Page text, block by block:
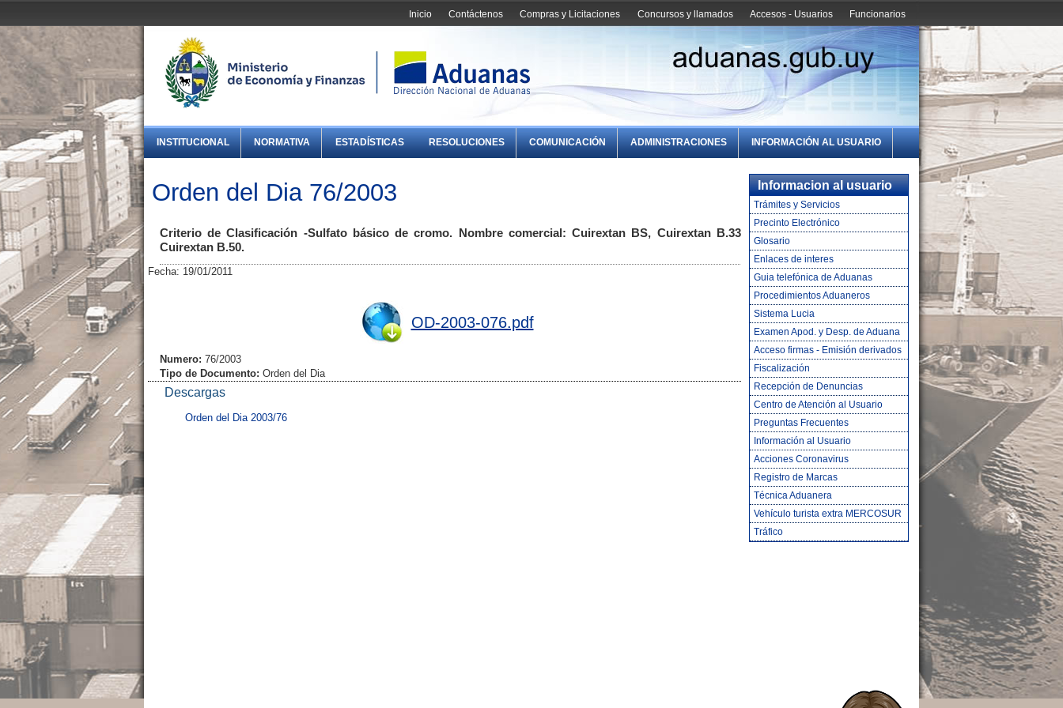
Funcionarios
Accesos - Usuarios
Concursos y llamados
Compras y Licitaciones
Contáctenos
Inicio
INSTITUCIONAL NORMATIVA ESTADÍSTICAS RESOLUCIONES COMUNICACIÓN ADMINISTRACIONES INFORMACIÓN AL USUARIO
Orden del Dia 76/2003
Criterio de Clasificación -Sulfato básico de cromo. Nombre comercial: Cuirextan BS, Cuirextan B.33 y
Cuirextan B.50.
Fecha: 19/01/2011
OD-2003-076.pdf
Numero: 76/2003
Tipo de Documento: Orden del Dia
Descargas
Orden del Dia 2003/76
Informacion al usuario
Trámites y Servicios
Precinto Electrónico
Glosario
Enlaces de interes
Guia telefónica de Aduanas
Procedimientos Aduaneros
Sistema Lucia
Examen Apod. y Desp. de Aduana
Acceso firmas - Emisión derivados
Fiscalización
Recepción de Denuncias
Centro de Atención al Usuario
Preguntas Frecuentes
Información al Usuario
Acciones Coronavirus
Registro de Marcas
Técnica Aduanera
Vehículo turista extra MERCOSUR
Tráfico